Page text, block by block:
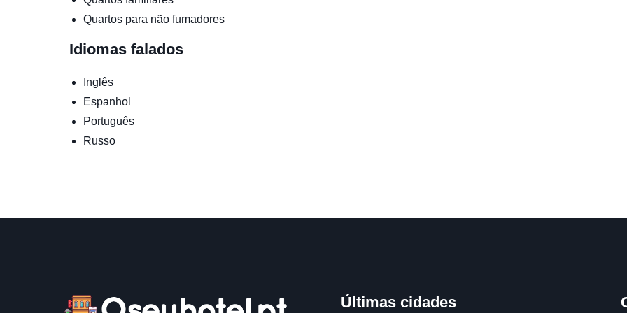
Quartos para não fumadores
Idiomas falados
Inglês
Espanhol
Português
Russo
Últimas cidades